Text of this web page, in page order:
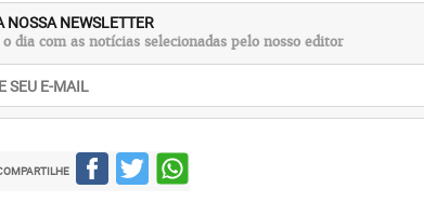
NOSSA NEWSLETTER
o dia com as notícias selecionadas pelo nosso editor